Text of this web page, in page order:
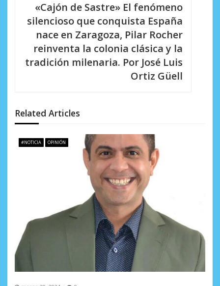
e
e
a
s
«Cajón de Sastre» El fenómeno
silencioso que conquista España
nace en Zaragoza, Pilar Rocher
reinventa la colonia clásica y la
tradición milenaria. Por José Luis
Ortiz Güell
Related Articles
#NOTICIA OPINIÓN